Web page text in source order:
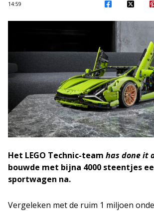
14:59
Het LEGO Technic-team has done it
bouwde met bijna 4000 steentjes
sportwagen na.
Vergeleken met de ruim 1 miljoen